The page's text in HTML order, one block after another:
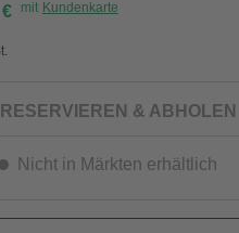
mit Kundenkarte
RESERVIEREN & ABHOLEN
Nicht in Märkten erhältlich